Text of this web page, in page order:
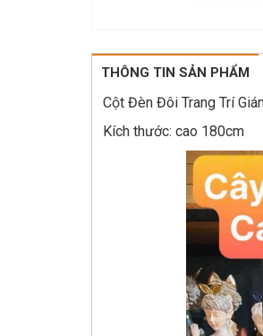
THÔNG TIN SẢN PHẨM
Cột Đèn Đôi Trang Trí
Kích thước: cao 180cm